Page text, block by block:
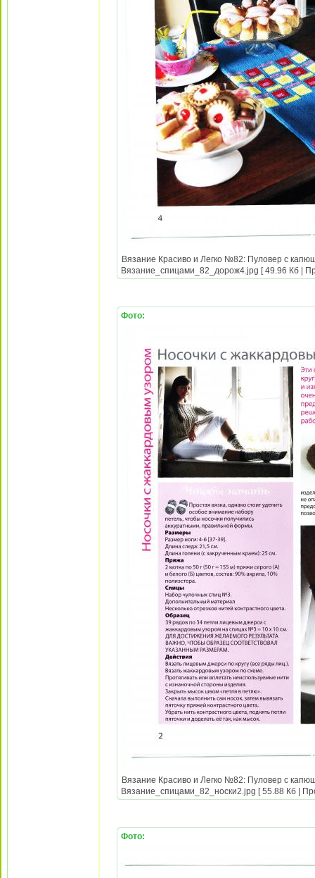
Вязание Красиво и Легко №82: Пуловер с
Вязание_спицами_82_дорож4.jpg [ 49.96 Кб |
Фото:
Вязание Красиво и Легко №82: Пуловер с
Вязание_спицами_82_носки2.jpg [ 55.88 Кб |
Фото: